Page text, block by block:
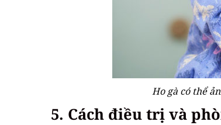
Ho gà có thể
5. Cách điều trị và